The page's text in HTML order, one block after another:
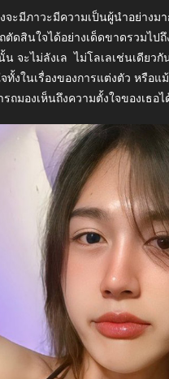
ะมีภาวะมีความเป็นผู้นำอย่างมา
ดสินใจได้อย่างเด็ดขาดรวมไปถึ
จะไม่ลังเล ไม่โลเลเช่นเดียวกั
งในเรื่องของการแต่งตัว หรือแ
รถมองเห็นถึงความตั้งใจของเธอ